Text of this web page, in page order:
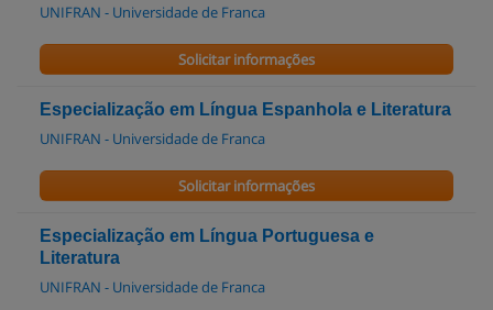
UNIFRAN - Universidade de Franca
Solicitar informações
Especialização em Língua Espanhola e Literatura
UNIFRAN - Universidade de Franca
Solicitar informações
Especialização em Língua Portuguesa e
Literatura
UNIFRAN - Universidade de Franca